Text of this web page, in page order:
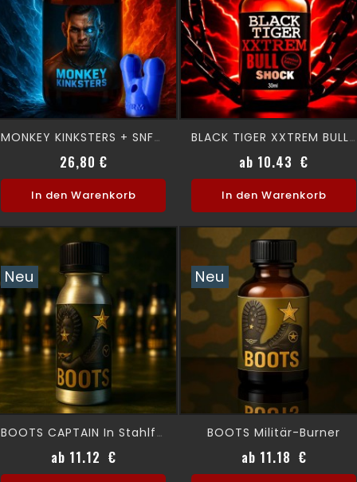
MONKEY KINKSTERS + SNFFR 30 Ml
26,80 €Verkaufspreis
Preis
In den Warenkorb
BLACK TIGER XXTREM BULL SHOCK
ab 10.43 €
In den Warenkorb
Neu
BOOTS CAPTAIN In Stahlform
ab 11.12 €Preis
Neu
BOOTS Militär-Burner
ab 11.18 €Preis